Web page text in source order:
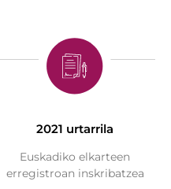
2021 urtarrila​
Euskadiko elkarteen
erregistroan inskribatzea​